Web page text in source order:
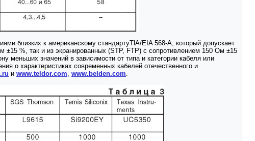
близких к американскому стандартуTlA/EIA 568-А, который допускает
%, так и из экранированных (STP, FTP) с сопротивлением 150 Ом ±15
меньших значений в зависимости от типа и категории кабеля или
о характеристиках современных кабелей отечественного и
и www.teldor.com, www.belden.com.